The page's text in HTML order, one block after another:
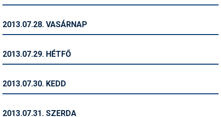
2013.07.28. VASÁRNAP
2013.07.29. HÉTFŐ
2013.07.30. KEDD
2013.07.31. SZERDA